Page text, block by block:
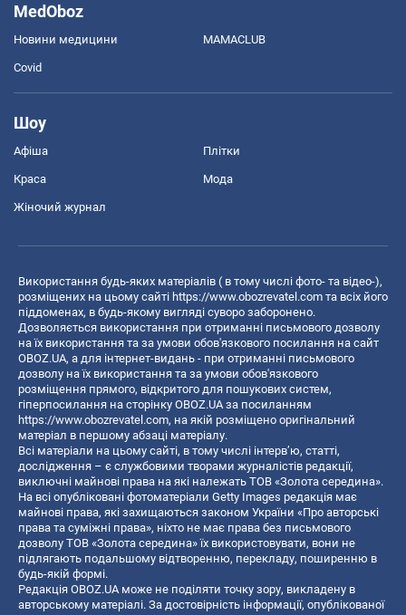
MedOboz
Новини медицини MAMACLUB
Covid
Шоу
Афіша Плітки
Краса Мода
Жіночий журнал
Використання будь-яких матеріалів ( в тому числі фото- та відео-),
розміщених на цьому сайті https://www.obozrevatel.com та всіх його
піддоменах, в будь-якому вигляді суворо заборонено.
Дозволяється використання при отриманні письмового дозволу
на їх використання та за умови обов'язкового посилання на сайт
OBOZ.UA, а для інтернет-видань - при отриманні письмового
дозволу на їх використання та за умови обов'язкового
розміщення прямого, відкритого для пошукових систем,
гіперпосилання на сторінку OBOZ.UA за посиланням
https://www.obozrevatel.com, на якій розміщено оригінальний
матеріал в першому абзаці матеріалу.
Всі матеріали на цьому сайті, в тому числі інтерв’ю, статті,
дослідження – є службовими творами журналістів редакції,
виключні майнові права на які належать ТОВ «Золота середина».
На всі опубліковані фотоматеріали Getty Images редакція має
майнові права, які захищаються законом України «Про авторські
права та суміжні права», ніхто не має права без письмового
дозволу ТОВ «Золота середина» їх використовувати, вони не
підлягають подальшому відтворенню, перекладу, поширенню в
будь-якій формі.
Редакція OBOZ.UA може не поділяти точку зору, викладену в
авторському матеріалі. За достовірність інформації, опублікованої